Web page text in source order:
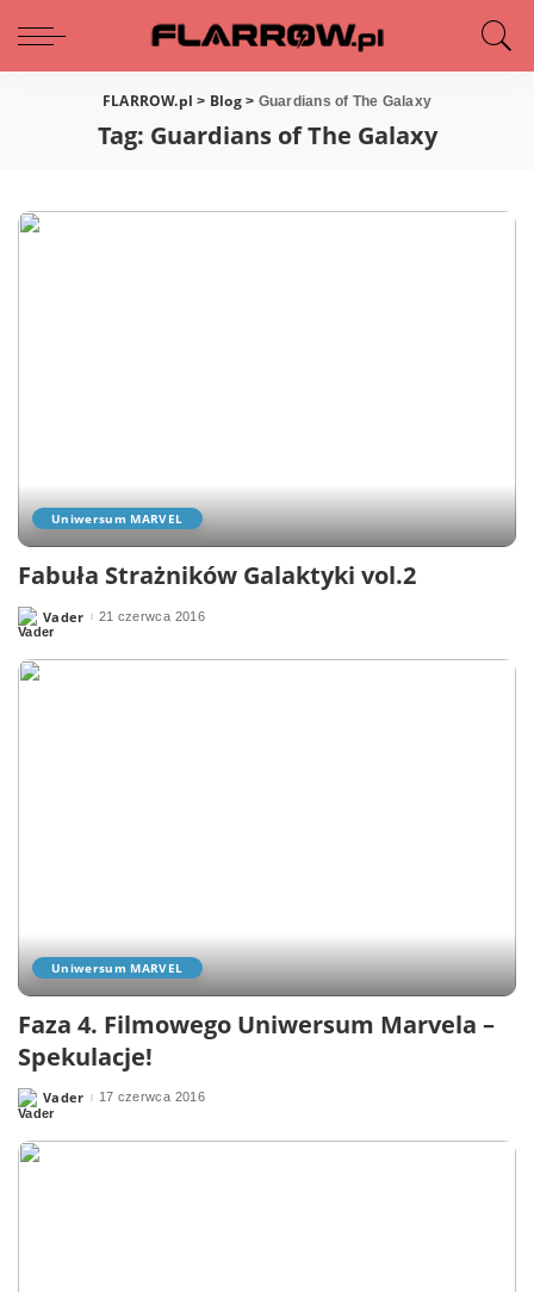
FLARROW.pl > Blog> Guardians of The Galaxy
Tag: Guardians of The Galaxy
Uniwersum MARVEL
Fabuła Strażników Galaktyki vol.2
Posted
by
Vader 21 czerwca 2016
Uniwersum MARVEL
Faza 4. Filmowego Uniwersum Marvela –
Spekulacje!
Posted
by
Vader 17 czerwca 2016